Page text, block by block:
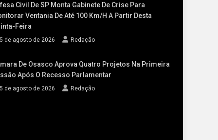
Civil De SP Monta Gabinete De Crise Para
Ventania De Até 100 Km/h A Partir Desta
Feira
de agosto de 2026 Redação
De Osasco Aprova Quatro Projetos Na Primeira
Após O Recesso Parlamentar
de agosto de 2026 Redação